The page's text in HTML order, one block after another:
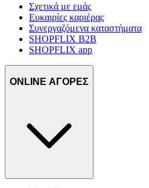
Σχετικά με εμάς
Ευκαιρίες καριέρας
Συνεργαζόμενα καταστήματα
SHOPFLIX B2B
SHOPFLIX app
ONLINE ΑΓΟΡΕΣ